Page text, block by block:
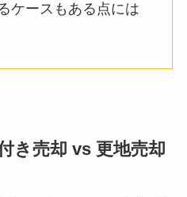
ケースもある点には
き売却 vs 更地売却